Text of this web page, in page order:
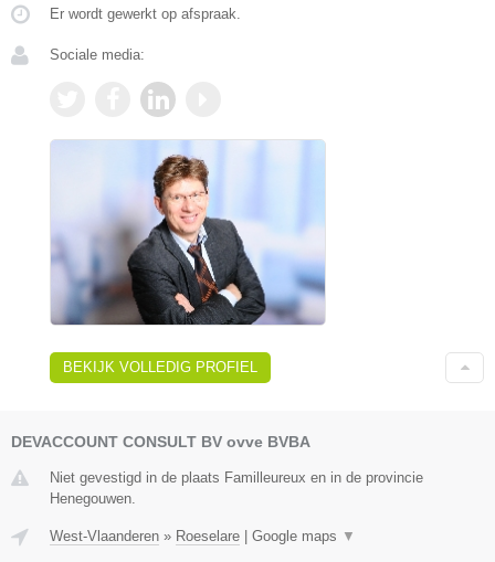
Er wordt gewerkt op afspraak.
Sociale media:
BEKIJK VOLLEDIG PROFIEL
DEVACCOUNT CONSULT BV ovve BVBA
Niet gevestigd in de plaats Familleureux en in de provincie
Henegouwen.
West-Vlaanderen » Roeselare | Google maps ▼